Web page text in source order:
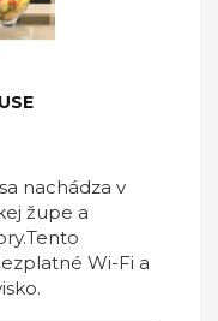
nachádza v
župe a
Wi-Fi a